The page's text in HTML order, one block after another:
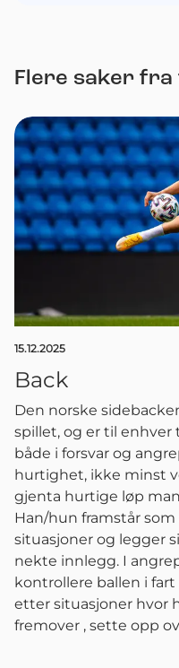
Flere saker fra
15.12.2025
Back
Den norske
spillet, og er til
både i forsvar og
hurtighet, ikke minst
gjenta hurtige løp
Han/hun framstår
situasjoner og legger
nekte innlegg. I
kontrollere ballen i
etter situasjoner hvor
fremover , sette opp